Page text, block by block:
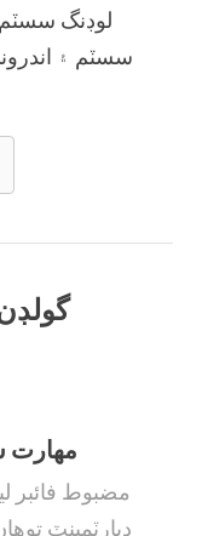
لوڊنگ
سسٽم ۽
مهارت
مضبوط فائبر
ڊپارٽمينٽ